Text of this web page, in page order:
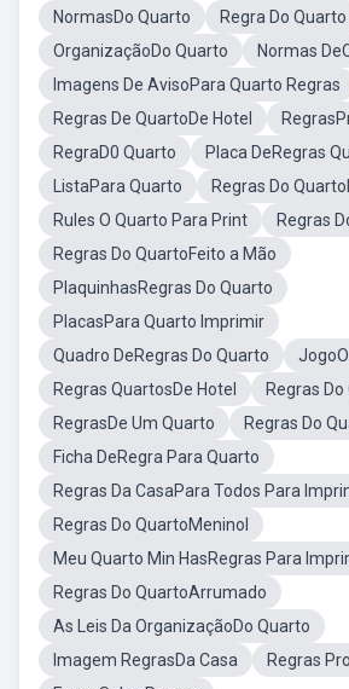
NormasDo Quarto
Regra Do Quarto
OrganizaçãoDo Quarto
Normas
Imagens De AvisoPara Quarto Regras
Regras De QuartoDe Hotel
RegraD0 Quarto
Placa DeRegras
ListaPara Quarto
Regras Do
Rules O Quarto Para Print
Regras
Regras Do QuartoFeito a Mão
PlaquinhasRegras Do Quarto
PlacasPara Quarto Imprimir
Quadro DeRegras Do Quarto
Regras QuartosDe Hotel
Regras
RegrasDe Um Quarto
Regras Do
Ficha DeRegra Para Quarto
Regras Da CasaPara Todos Para
Regras Do QuartoMeninol
Meu Quarto Min HasRegras Para
Regras Do QuartoArrumado
As Leis Da OrganizaçãoDo Quarto
Imagem RegrasDa Casa
Regras